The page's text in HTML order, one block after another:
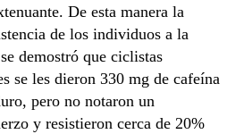
De esta manera la
de los individuos a la
demostró que ciclistas
se les dieron 330 mg de cafeína
pero no notaron un
y resistieron cerca de 20%